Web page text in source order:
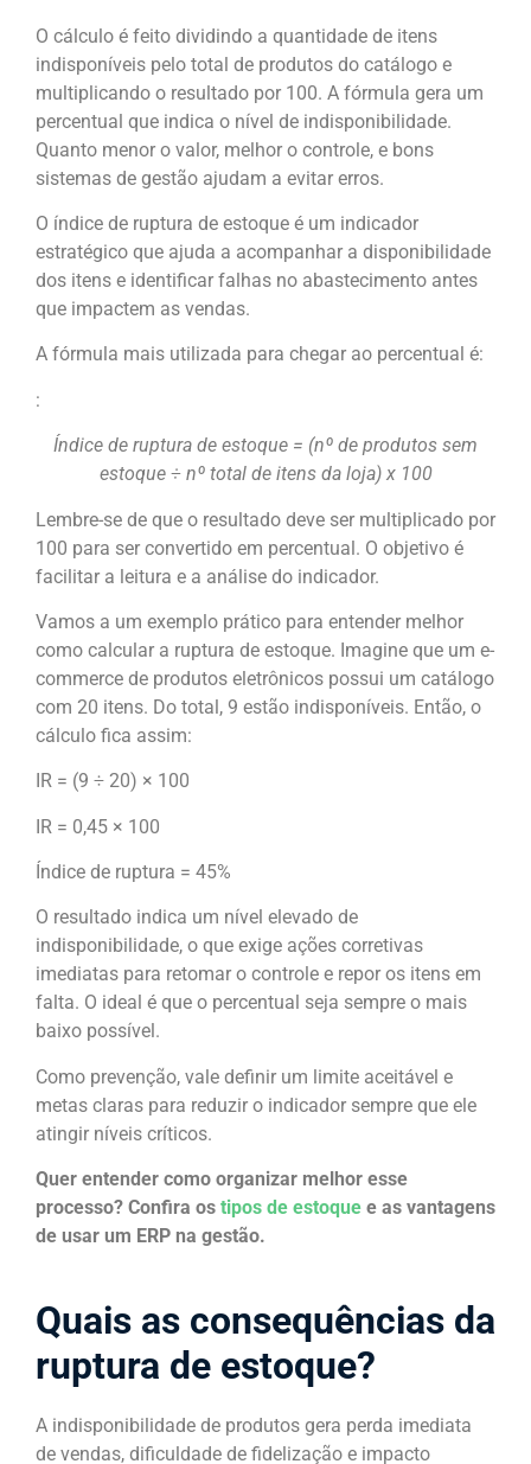
O cálculo é feito dividindo a quantidade de itens
indisponíveis pelo total de produtos do catálogo e
multiplicando o resultado por 100. A fórmula gera um
percentual que indica o nível de indisponibilidade.
Quanto menor o valor, melhor o controle, e bons
sistemas de gestão ajudam a evitar erros.
O índice de ruptura de estoque é um indicador
estratégico que ajuda a acompanhar a disponibilidade
dos itens e identificar falhas no abastecimento antes
que impactem as vendas.
A fórmula mais utilizada para chegar ao percentual é:
:
Índice de ruptura de estoque = (nº de produtos sem
estoque ÷ nº total de itens da loja) x 100
Lembre-se de que o resultado deve ser multiplicado por
100 para ser convertido em percentual. O objetivo é
facilitar a leitura e a análise do indicador.
Vamos a um exemplo prático para entender melhor
como calcular a ruptura de estoque. Imagine que um e-
commerce de produtos eletrônicos possui um catálogo
com 20 itens. Do total, 9 estão indisponíveis. Então, o
cálculo fica assim:
IR = (9 ÷ 20) × 100
IR = 0,45 × 100
Índice de ruptura = 45%
O resultado indica um nível elevado de
indisponibilidade, o que exige ações corretivas
imediatas para retomar o controle e repor os itens em
falta. O ideal é que o percentual seja sempre o mais
baixo possível.
Como prevenção, vale definir um limite aceitável e
metas claras para reduzir o indicador sempre que ele
atingir níveis críticos.
Quer entender como organizar melhor esse
processo? Confira os tipos de estoque e as vantagens
de usar um ERP na gestão.
Quais as consequências da
ruptura de estoque?
A indisponibilidade de produtos gera perda imediata
de vendas, dificuldade de fidelização e impacto